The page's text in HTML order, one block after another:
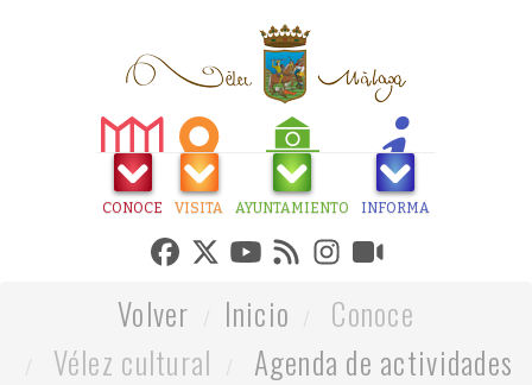
CONOCE VISITA AYUNTAMIENTO INFORMA
Volver Inicio
Conoce
Vélez cultural
Agenda de actividades